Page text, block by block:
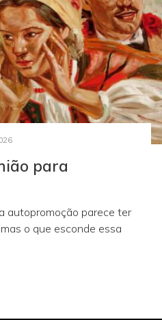
para
autopromoção parece ter
o que esconde essa